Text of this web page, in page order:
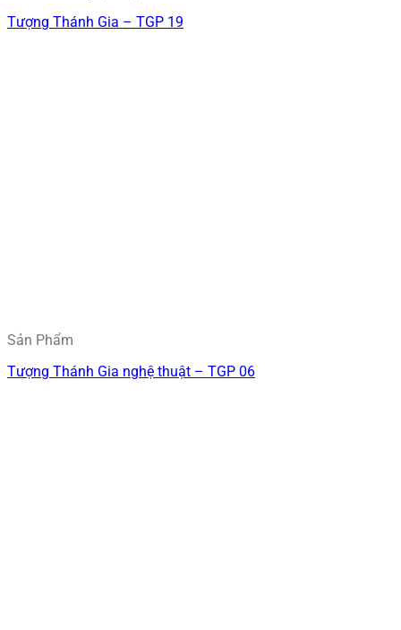
Tượng Thánh Gia – TGP 19
Sản Phẩm
Tượng Thánh Gia nghệ thuật – TGP 06